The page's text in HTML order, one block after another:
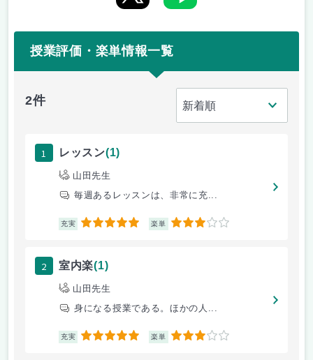
授業評価・楽単情報一覧
2件
1 レッスン(1)
山田先生
毎週あるレッスンは、非常に充...
充実 5 楽単 3
2 室内楽(1)
山田先生
身になる授業である。ほかの人...
充実 5 楽単 3